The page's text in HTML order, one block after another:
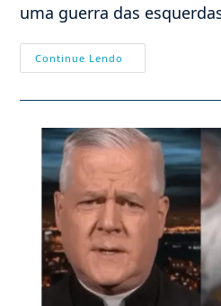
uma guerra das
Continue Lendo
Mandato
Escócia